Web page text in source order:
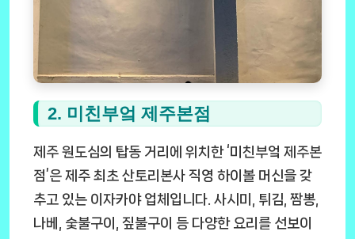
2. 미친부엌 제주본점
제주 원도심의 탑동 거리에 위치한 ‘미친부엌 제주본
점’은 제주 최초 산토리본사 직영 하이볼 머신을 갖
추고 있는 이자카야 업체입니다. 사시미, 튀김, 짬뽕,
나베, 숯불구이, 짚불구이 등 다양한 요리를 선보이